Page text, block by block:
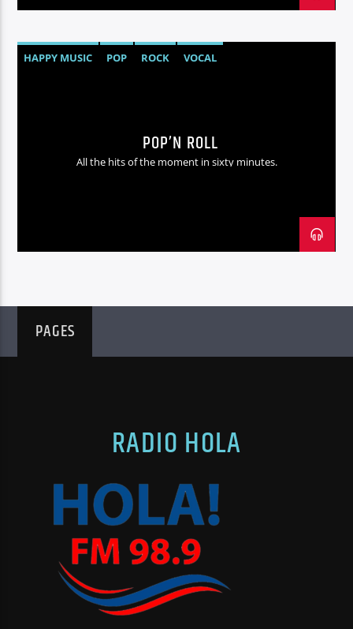
HAPPY MUSIC POP ROCK VOCAL
POP’N ROLL
All the hits of the moment in sixty minutes.
PAGES
RADIO HOLA